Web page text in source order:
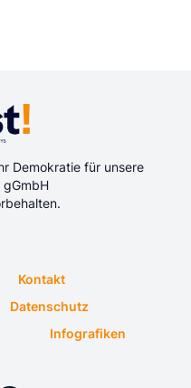
Demokratie für unsere
gGmbH
Kontakt
Datenschutz
Infografiken